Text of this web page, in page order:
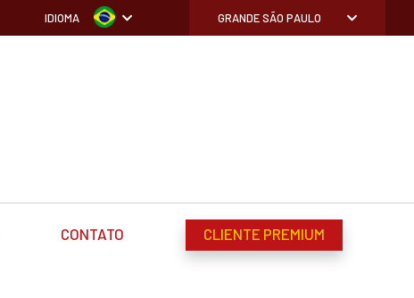
IDIOMA GRANDE SÃO PAULO
CONTATO CLIENTE PREMIUM